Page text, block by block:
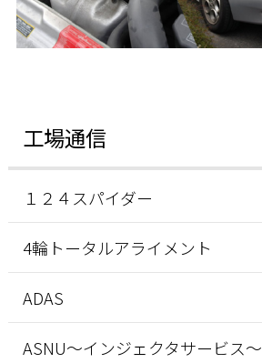
工場通信
１２４スパイダー
4輪トータルアライメント
ADAS
ASNU～インジェクタサービス～